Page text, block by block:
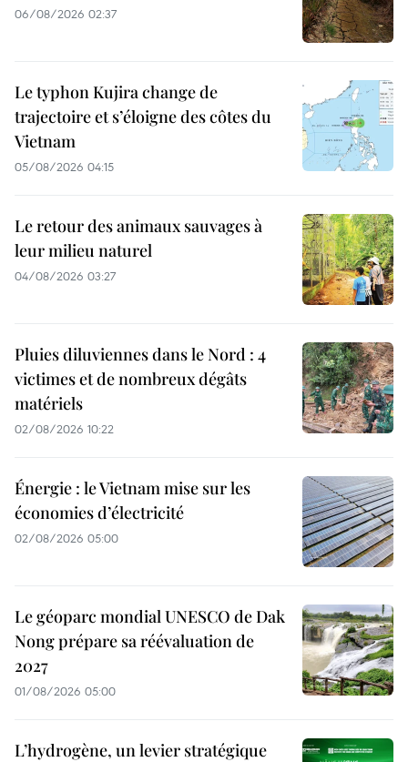
06/08/2026 02:37
Le typhon Kujira change de
trajectoire et s’éloigne des côtes du
Vietnam
05/08/2026 04:15
Le retour des animaux sauvages à
leur milieu naturel
04/08/2026 03:27
Pluies diluviennes dans le Nord : 4
victimes et de nombreux dégâts
matériels
02/08/2026 10:22
Énergie : le Vietnam mise sur les
économies d’électricité
02/08/2026 05:00
Le géoparc mondial UNESCO de Dak
Nong prépare sa réévaluation de
2027
01/08/2026 05:00
L’hydrogène, un levier stratégique